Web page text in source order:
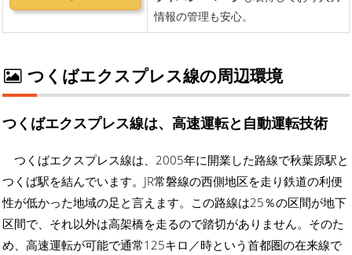
つくばエクスプレス線の周辺環境
つくばエクスプレス線は、高速運転と自動運転技術
つくばエクスプレス線は、2005年に開業した路線で秋葉原駅と
つくば駅を結んでいます。JR常磐線の西側地区を走り鉄道の利便
性が低かった地域の足と言えます。この路線は25％の区間が地下
区間で、それ以外は高架橋を走るので踏切がありません。そのた
め、高速運転が可能で通常125キロ／時という首都圏の在来線で